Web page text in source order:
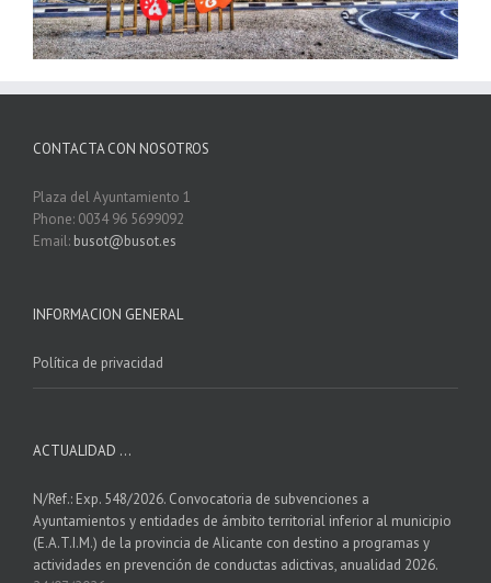
CONTACTA CON NOSOTROS
Plaza del Ayuntamiento 1
Phone: 0034 96 5699092
Email: busot@busot.es
INFORMACION GENERAL
Política de privacidad
ACTUALIDAD …
N/Ref.: Exp. 548/2026. Convocatoria de subvenciones a
Ayuntamientos y entidades de ámbito territorial inferior al municipio
(E.A.T.I.M.) de la provincia de Alicante con destino a programas y
actividades en prevención de conductas adictivas, anualidad 2026.